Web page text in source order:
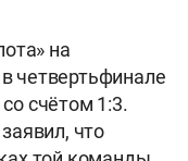
на
четвертьфинале
счётом 1:3.
что